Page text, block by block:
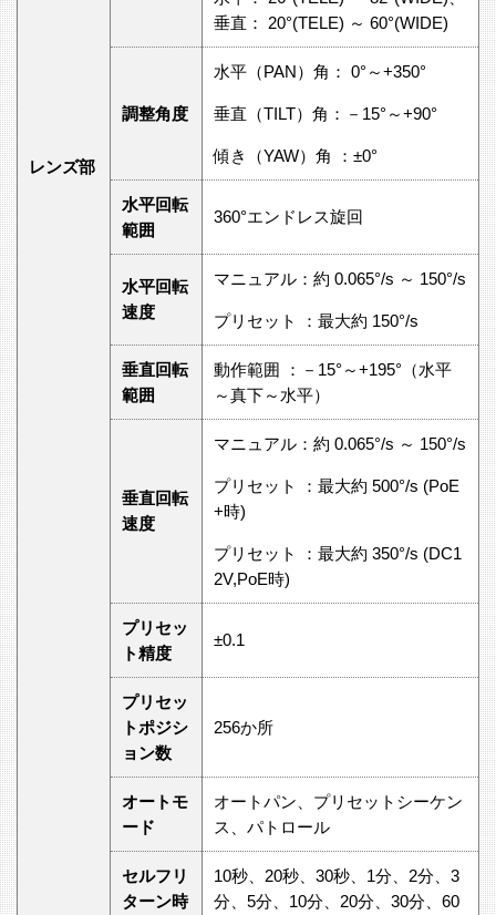
レンズ部
垂直： 20°(TELE) ～ 60°(WIDE)
調整角度
水平（PAN）角： 0°～+350°
垂直（TILT）角：－15°～+90°
傾き（YAW）角 ：±0°
水平回転
範囲
360°エンドレス旋回
水平回転
速度
マニュアル：約 0.065°/s ～ 150°/s
プリセット ：最大約 150°/s
垂直回転
範囲
動作範囲 ：－15°～+195°（水平
～真下～水平）
垂直回転
速度
マニュアル：約 0.065°/s ～ 150°/s
プリセット ：最大約 500°/s (PoE
+時)
プリセット ：最大約 350°/s (DC1
2V,PoE時)
プリセッ
ト精度
±0.1
プリセッ
トポジシ
ョン数
256か所
オートモ
ード
オートパン、プリセットシーケン
ス、パトロール
セルフリ
ターン時
10秒、20秒、30秒、1分、2分、3
分、5分、10分、20分、30分、60